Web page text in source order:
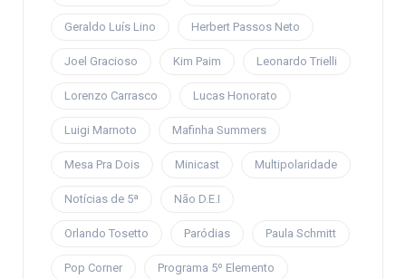
Geraldo Luís Lino Herbert Passos Neto
Joel Gracioso Kim Paim Leonardo Trielli
Lorenzo Carrasco Lucas Honorato
Luigi Marnoto Mafinha Summers
Mesa Pra Dois Minicast Multipolaridade
Notícias de 5ª Não D.E.I
Orlando Tosetto Paródias Paula Schmitt
Pop Corner Programa 5º Elemento